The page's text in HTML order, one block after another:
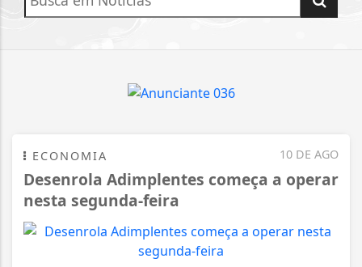
10 DE AGO
ECONOMIA
Desenrola Adimplentes começa a operar
nesta segunda-feira